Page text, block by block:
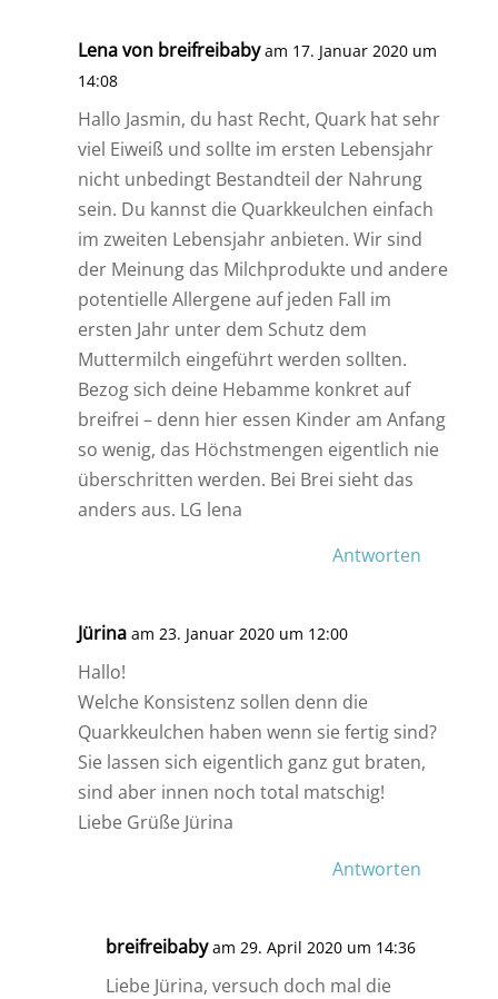
Lena von breifreibaby am 17. Januar 2020 um
14:08
Hallo Jasmin, du hast Recht, Quark hat sehr
viel Eiweiß und sollte im ersten Lebensjahr
nicht unbedingt Bestandteil der Nahrung
sein. Du kannst die Quarkkeulchen einfach
im zweiten Lebensjahr anbieten. Wir sind
der Meinung das Milchprodukte und andere
potentielle Allergene auf jeden Fall im
ersten Jahr unter dem Schutz dem
Muttermilch eingeführt werden sollten.
Bezog sich deine Hebamme konkret auf
breifrei – denn hier essen Kinder am Anfang
so wenig, das Höchstmengen eigentlich nie
überschritten werden. Bei Brei sieht das
anders aus. LG lena
Antworten
Jürina am 23. Januar 2020 um 12:00
Hallo!
Welche Konsistenz sollen denn die
Quarkkeulchen haben wenn sie fertig sind?
Sie lassen sich eigentlich ganz gut braten,
sind aber innen noch total matschig!
Liebe Grüße Jürina
Antworten
breifreibaby am 29. April 2020 um 14:36
Liebe Jürina, versuch doch mal die